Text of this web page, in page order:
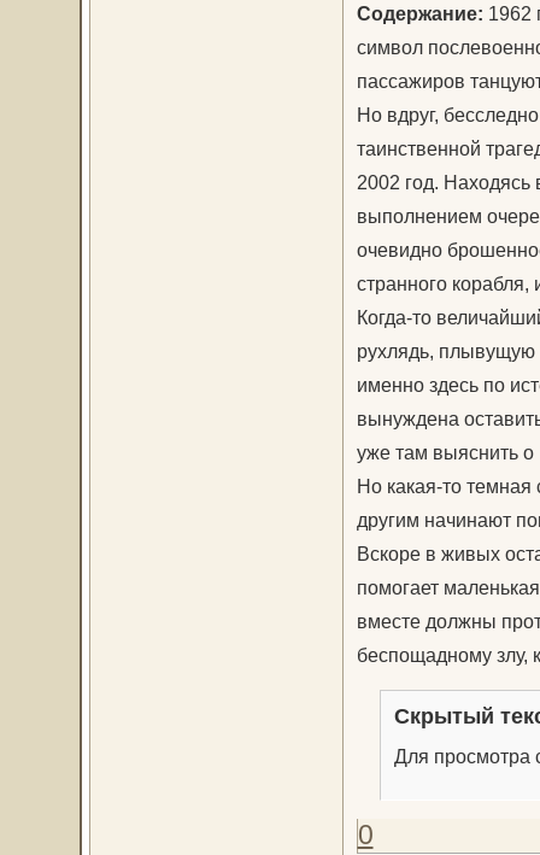
Содержание: 1962
символ
пассажиров
Но вдруг,
таинственной
2002 год.
выполнением
очевидно
странного корабля,
Когда-то
рухлядь, плывущую
именно здесь по
вынуждена
уже там выяснить о
Но какая-то темная
другим начинают
Вскоре в живых
помогает
вместе должны
беспощадному злу,
Скрытый
Для просмотра
0